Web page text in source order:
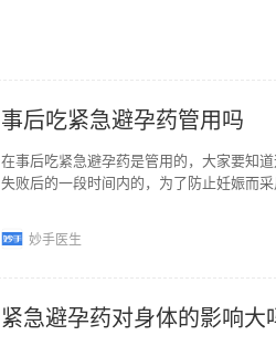
事后吃紧急避孕药管用吗
在事后吃紧急避孕药是管用的，大家要知
失败后的一段时间内的，为了防止妊娠而
妙手医生
紧急避孕药对身体的影响